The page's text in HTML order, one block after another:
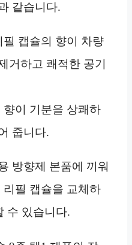
같습니다.
캡슐의 향이 차량
거하고 쾌적한 공기
이 기분을 상쾌하
줍니다.
방향제 본품에 끼워
필 캡슐을 교체하
수 있습니다.